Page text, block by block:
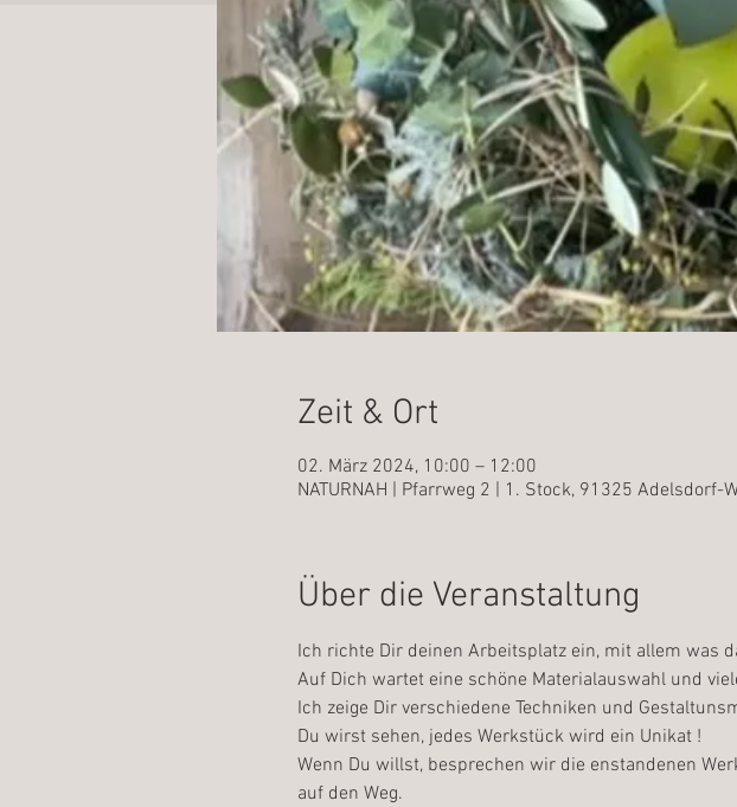
Zeit & Ort
02. März 2024, 10:00 – 12:00
NATURNAH | Pfarrweg 2 | 1. Stock, 91325 Adelsdorf-
Über die Veranstaltung
Ich richte Dir deinen Arbeitsplatz ein, mit allem was
Auf Dich wartet eine schöne Materialauswahl und
Ich zeige Dir verschiedene Techniken und
Du wirst sehen, jedes Werkstück wird ein Unikat !
Wenn Du willst, besprechen wir die enstandenen
auf den Weg.